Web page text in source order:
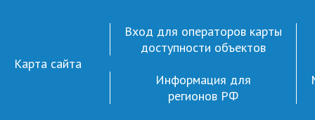
Карта сайта
Вход для операторов карты
доступности объектов
Информация для
регионов РФ